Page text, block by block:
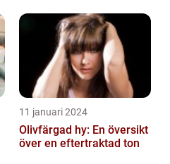
11 januari 2024
Olivfärgad hy: En översikt
över en eftertraktad ton